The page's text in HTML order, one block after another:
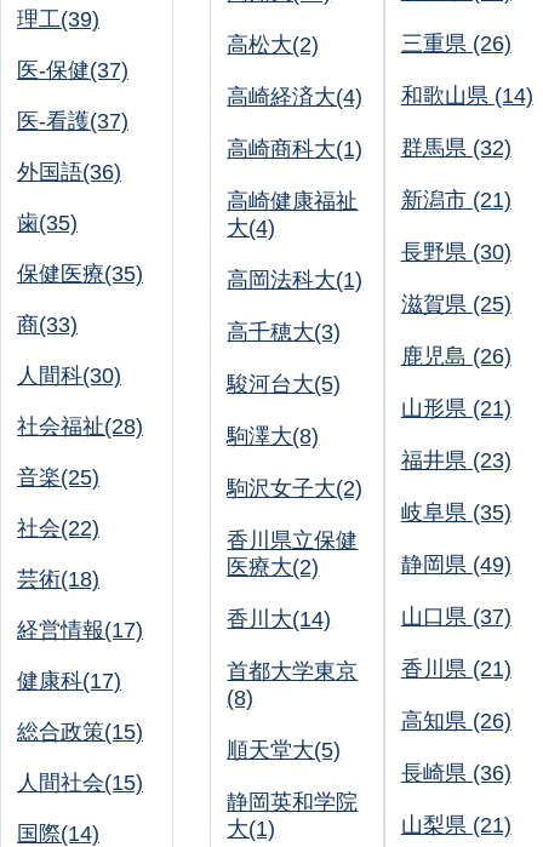
理工(39)
医-保健(37)
医-看護(37)
外国語(36)
歯(35)
保健医療(35)
商(33)
人間科(30)
社会福祉(28)
音楽(25)
社会(22)
芸術(18)
経営情報(17)
健康科(17)
総合政策(15)
人間社会(15)
国際(14)
高松大(2)
高崎経済大(4)
高崎商科大(1)
高崎健康福祉
大(4)
高岡法科大(1)
高千穂大(3)
駿河台大(5)
駒澤大(8)
駒沢女子大(2)
香川県立保健
医療大(2)
香川大(14)
首都大学東京
(8)
順天堂大(5)
静岡英和学院
大(1)
三重県 (26)
和歌山県 (14)
群馬県 (32)
新潟市 (21)
長野県 (30)
滋賀県 (25)
鹿児島 (26)
山形県 (21)
福井県 (23)
岐阜県 (35)
静岡県 (49)
山口県 (37)
香川県 (21)
高知県 (26)
長崎県 (36)
山梨県 (21)